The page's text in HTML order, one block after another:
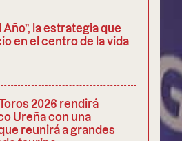
la estrategia que
en el centro de la vida
2026 rendirá
Ureña con una
reunirá a grandes